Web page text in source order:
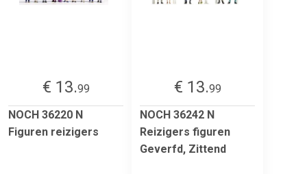
€ 13.99
NOCH 36220 N
Figuren reizigers
€ 13.99
NOCH 36242 N
Reizigers figuren
Geverfd, Zittend